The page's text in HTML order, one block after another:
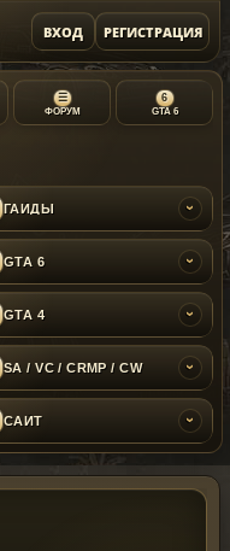
ВХОД РЕГИСТРАЦИЯ
☰
ФОРУМ
6
GTA 6
ГАЙДЫ ›
GTA 6 ›
GTA 4 ›
SA / VC / CRMP / CW ›
САЙТ ›